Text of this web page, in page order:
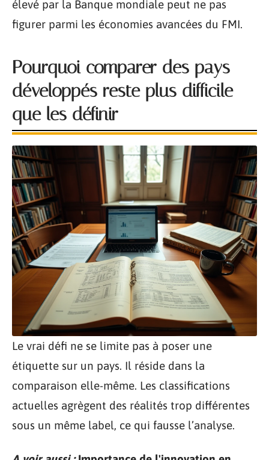
élevé par la Banque mondiale peut ne pas
figurer parmi les économies avancées du FMI.
Pourquoi comparer des pays
développés reste plus difficile
que les définir
Le vrai défi ne se limite pas à poser une
étiquette sur un pays. Il réside dans la
comparaison elle-même. Les classifications
actuelles agrègent des réalités trop différentes
sous un même label, ce qui fausse l’analyse.